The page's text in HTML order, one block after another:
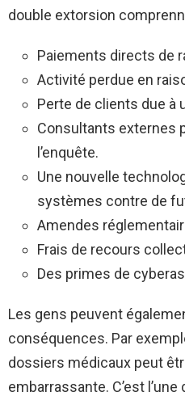
double extorsion
Paiements directs de
Activité perdue en
Perte de clients due à
Consultants externes
l’enquête.
Une nouvelle
systèmes contre de
Amendes
Frais de recours
Des primes de
Les gens peuvent
conséquences. Par
dossiers médicaux peut
embarrassante. C’est